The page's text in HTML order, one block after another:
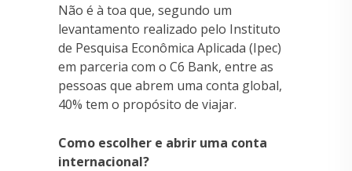
Não é à toa que, segundo um
levantamento realizado pelo Instituto
de Pesquisa Econômica Aplicada (Ipec)
em parceria com o C6 Bank, entre as
pessoas que abrem uma conta global,
40% tem o propósito de viajar.
Como escolher e abrir uma conta
internacional?